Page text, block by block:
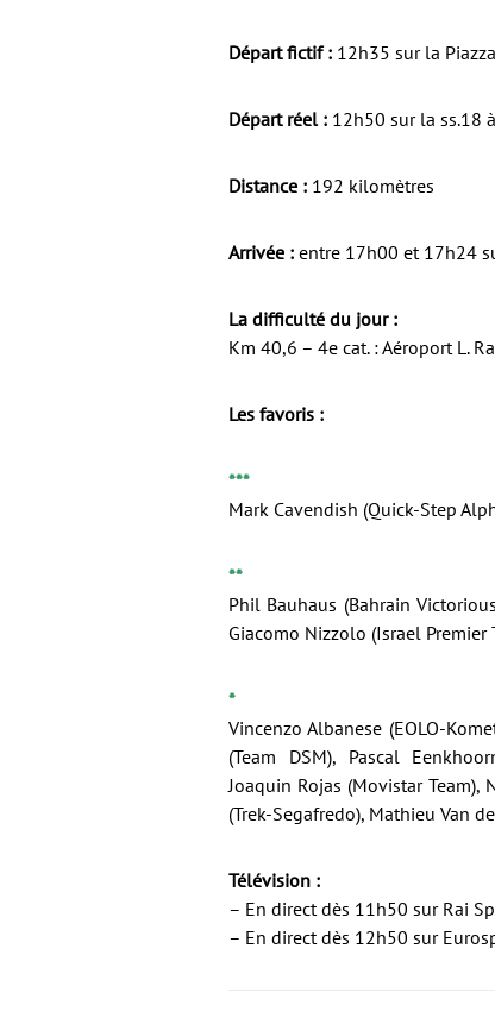
Départ fictif : 12h35 sur la
Départ réel : 12h50 sur la ss.18
Distance : 192 kilomètres
Arrivée : entre 17h00 et 17h24
La difficulté du jour :
Km 40,6 – 4e cat. : Aéroport L.
Les favoris :
***
Mark Cavendish (Quick-Step
**
Phil Bauhaus (Bahrain
Giacomo Nizzolo (Israel Premier
*
Vincenzo Albanese (EOLO-
(Team DSM), Pascal
Joaquin Rojas (Movistar
(Trek-Segafredo), Mathieu Van
Télévision :
– En direct dès 11h50 sur Rai
– En direct dès 12h50 sur